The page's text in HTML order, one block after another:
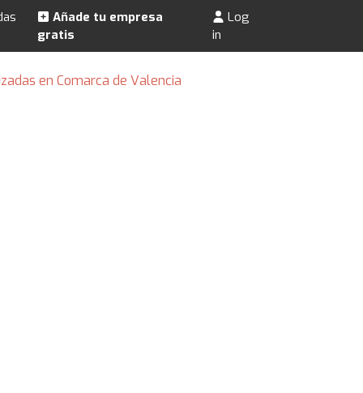
Añade tu empresa
gratis
Log
in
en Comarca de Valencia